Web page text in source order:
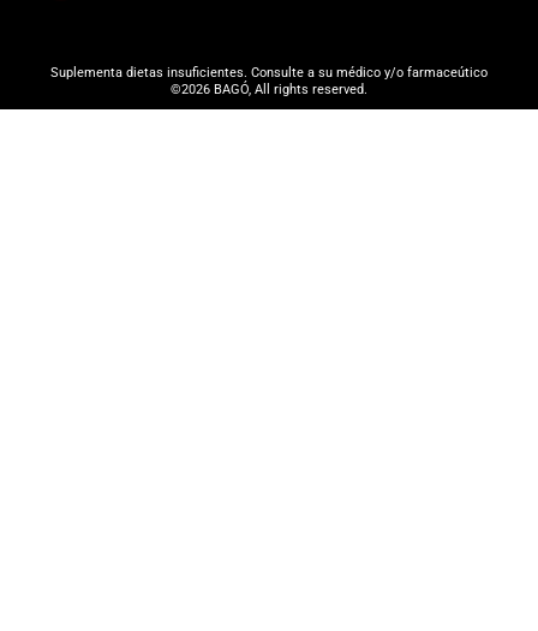
Suplementa dietas insuficientes. Consulte a su médico y/o farmaceútico
©2026 BAGÓ, All rights reserved.